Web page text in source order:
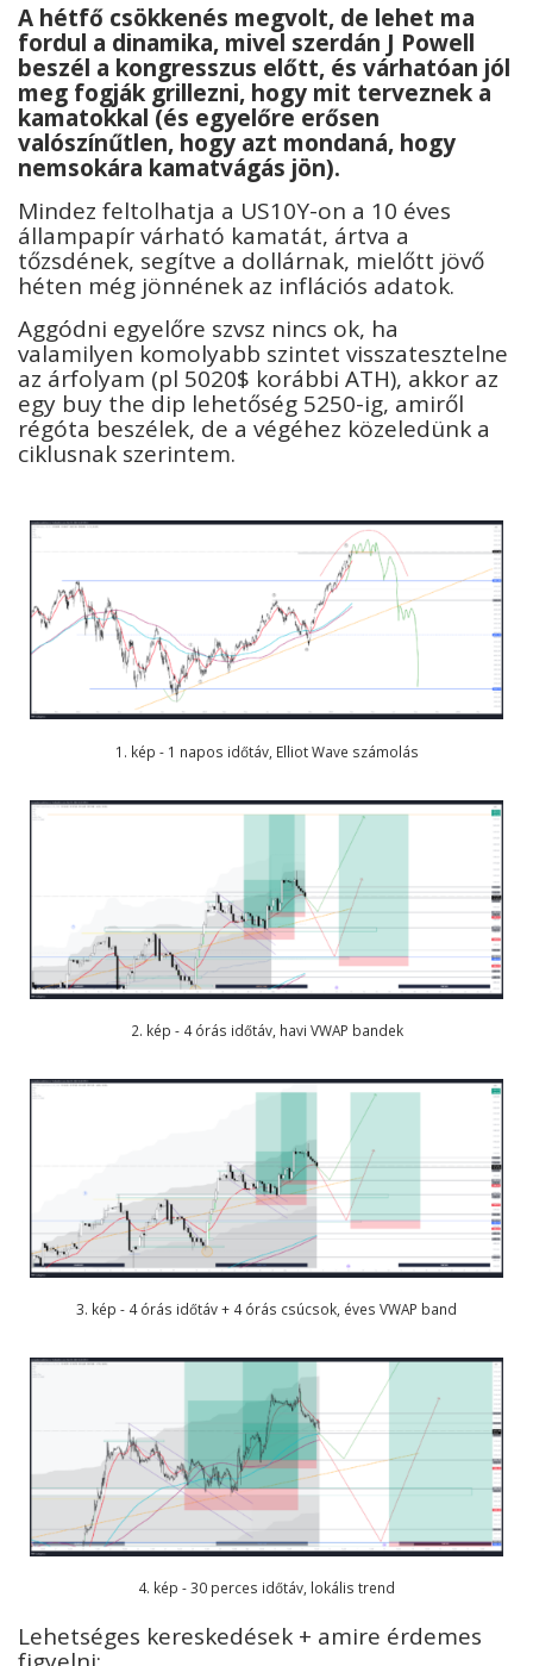
A hétfő csökkenés megvolt, de lehet ma
fordul a dinamika, mivel szerdán J Powell
beszél a kongresszus előtt, és várhatóan jól
meg fogják grillezni, hogy mit terveznek a
kamatokkal (és egyelőre erősen
valószínűtlen, hogy azt mondaná, hogy
nemsokára kamatvágás jön).
Mindez feltolhatja a US10Y-on a 10 éves
állampapír várható kamatát, ártva a
tőzsdének, segítve a dollárnak, mielőtt jövő
héten még jönnének az inflációs adatok.
Aggódni egyelőre szvsz nincs ok, ha
valamilyen komolyabb szintet visszatesztelne
az árfolyam (pl 5020$ korábbi ATH), akkor az
egy buy the dip lehetőség 5250-ig, amiről
régóta beszélek, de a végéhez közeledünk a
ciklusnak szerintem.
1. kép - 1 napos időtáv, Elliot Wave számolás
2. kép - 4 órás időtáv, havi VWAP bandek
3. kép - 4 órás időtáv + 4 órás csúcsok, éves VWAP band
4. kép - 30 perces időtáv, lokális trend
Lehetséges kereskedések + amire érdemes